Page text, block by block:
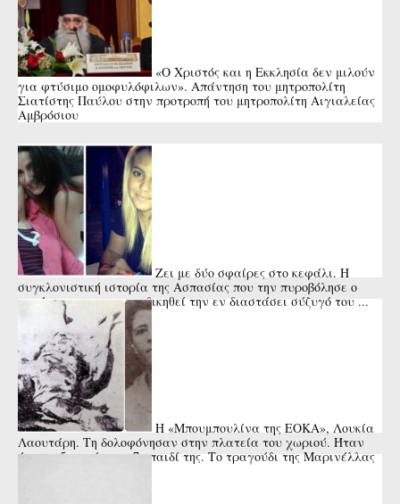
«Ο Χριστός και η Εκκλησία δεν μιλούν
για φτύσιμο ομοφυλόφιλων». Απάντηση του μητροπολίτη
Σιατίστης Παύλου στην προτροπή του μητροπολίτη Αιγιαλείας
Αμβρόσιου
Ζει με δύο σφαίρες στο κεφάλι. Η
συγκλονιστική ιστορία της Ασπασίας που την πυροβόλησε ο
πατέρας της για να εκδικηθεί την εν διαστάσει σύζυγό του ...
Η «Μπουμπουλίνα της ΕΟΚΑ», Λουκία
Λαουτάρη. Τη δολοφόνησαν στην πλατεία του χωριού. Ήταν
έγκυος 5 μηνών στο 7ο παιδί της. Το τραγούδι της Μαρινέλλας